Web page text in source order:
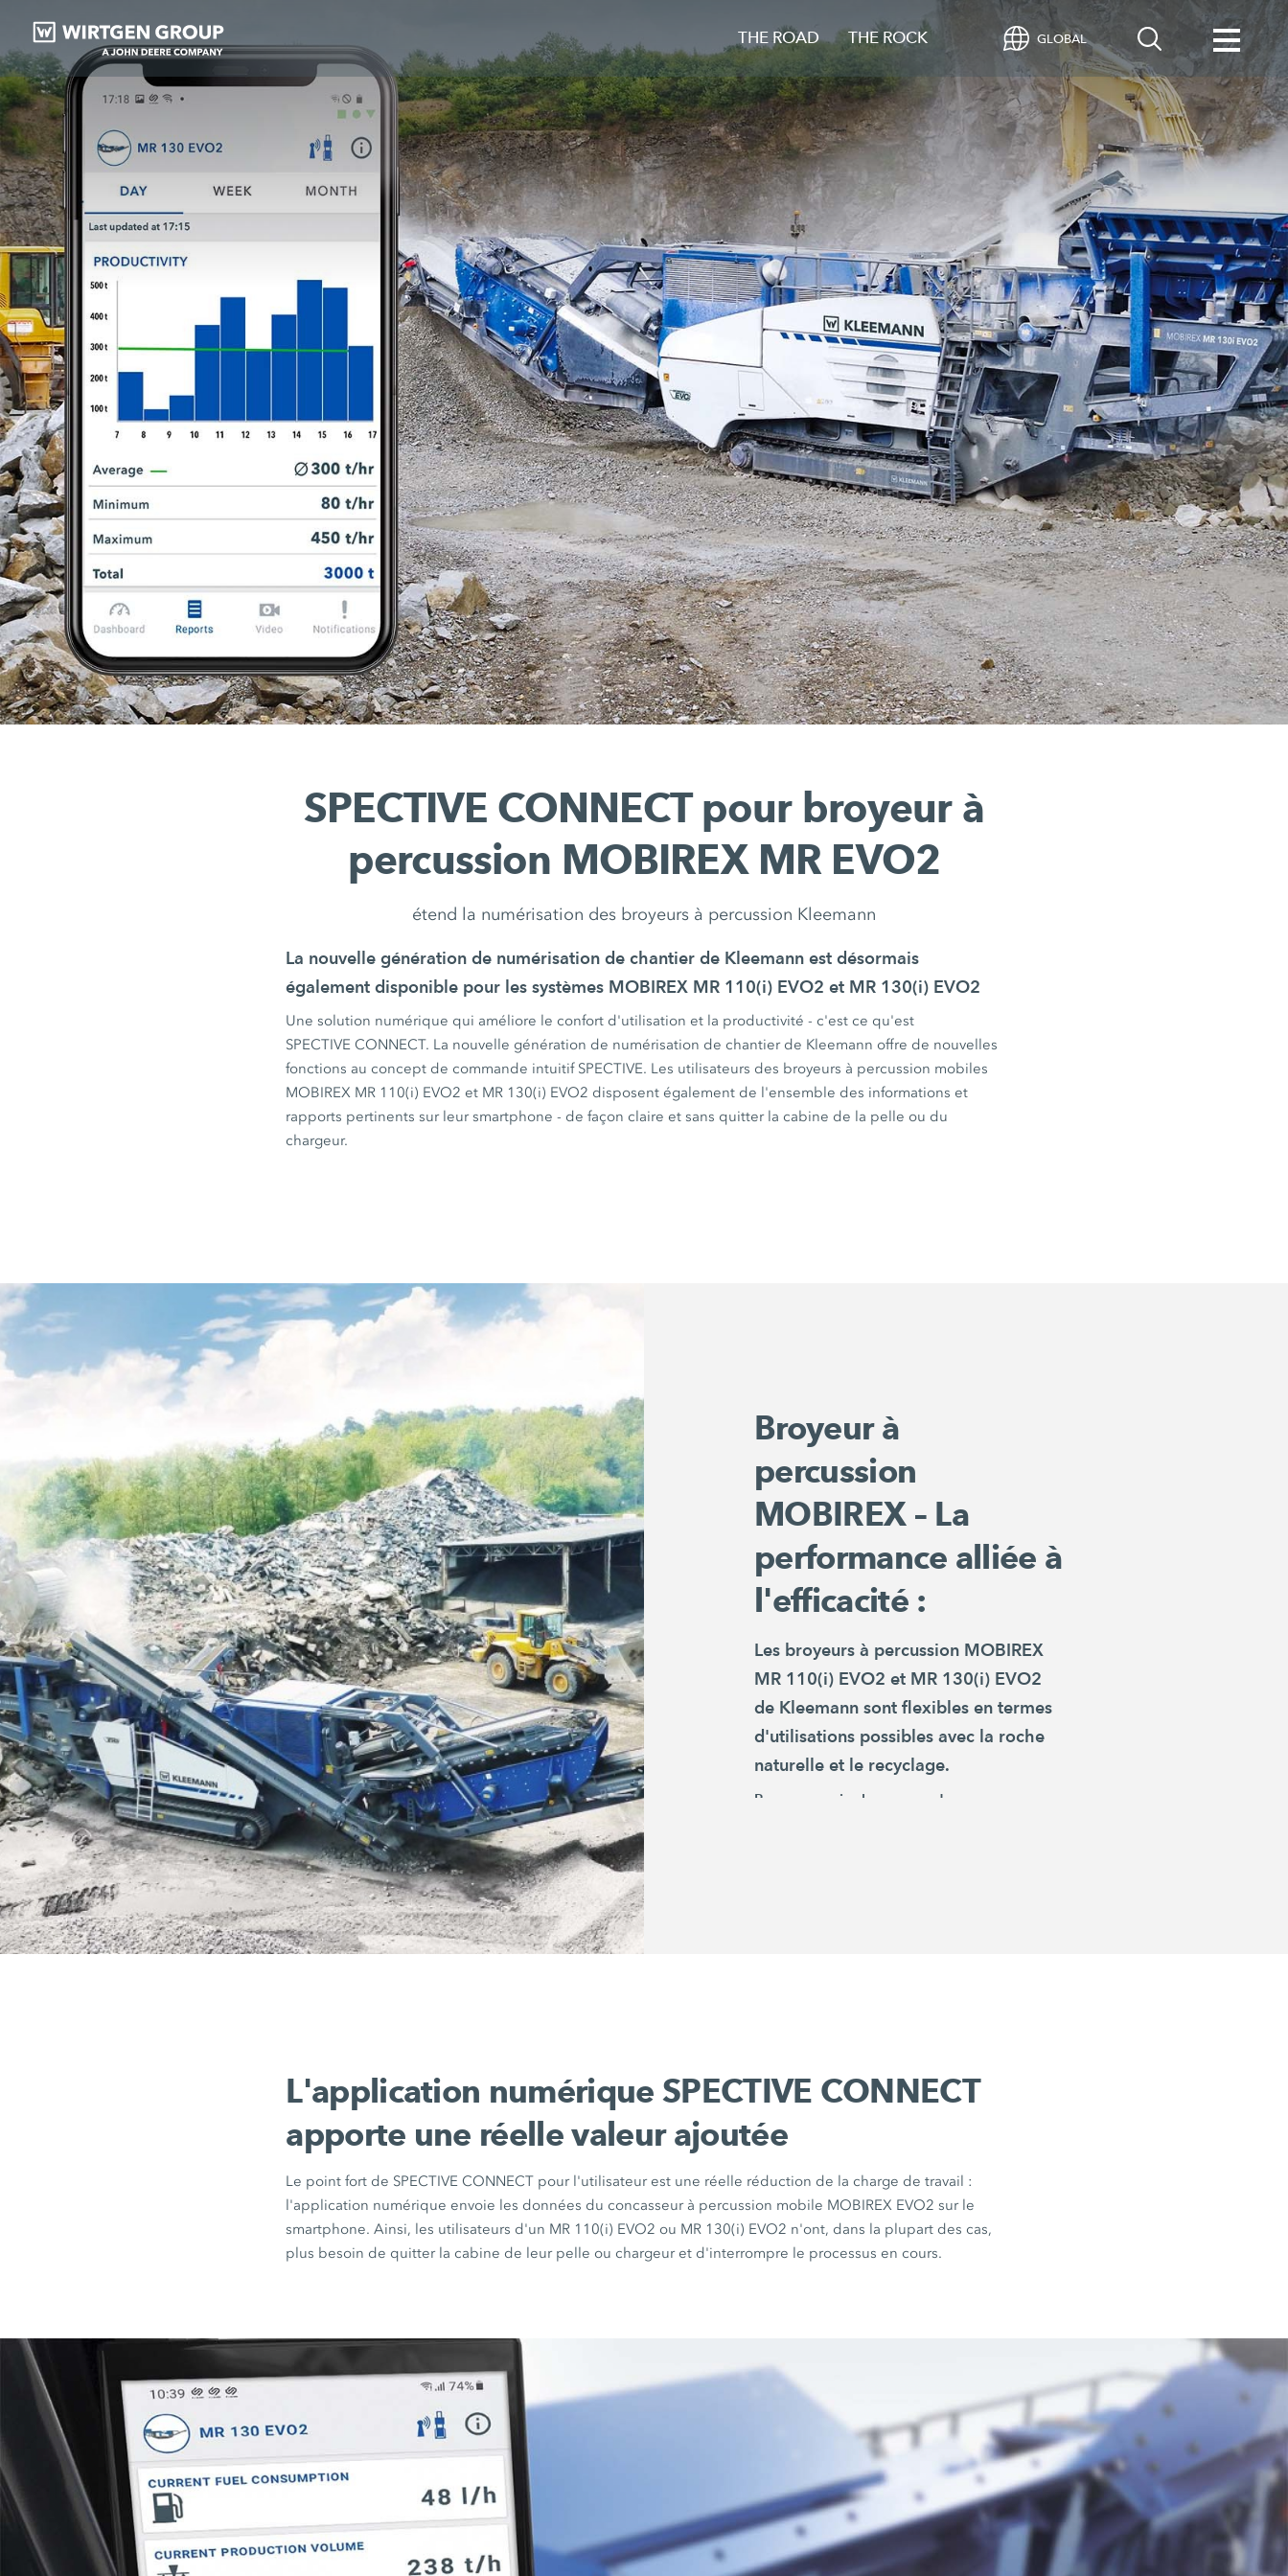
THE ROAD THE ROCK GLOBAL
SPECTIVE CONNECT pour broyeur à
percussion MOBIREX MR EVO2
étend la numérisation des broyeurs à percussion Kleemann
La nouvelle génération de numérisation de chantier de Kleemann est désormais
également disponible pour les systèmes MOBIREX MR 110(i) EVO2 et MR 130(i) EVO2
Une solution numérique qui améliore le confort d'utilisation et la productivité - c'est ce qu'est
SPECTIVE CONNECT. La nouvelle génération de numérisation de chantier de Kleemann offre de nouvelles
fonctions au concept de commande intuitif SPECTIVE. Les utilisateurs des broyeurs à percussion mobiles
MOBIREX MR 110(i) EVO2 et MR 130(i) EVO2 disposent également de l'ensemble des informations et
rapports pertinents sur leur smartphone - de façon claire et sans quitter la cabine de la pelle ou du
chargeur.
Broyeur à
percussion
MOBIREX – La
performance alliée à
l'efficacité :
Les broyeurs à percussion MOBIREX
MR 110(i) EVO2 et MR 130(i) EVO2
de Kleemann sont flexibles en termes
d'utilisations possibles avec la roche
naturelle et le recyclage.
Pour en savoir plus sur ces deux concasseurs
L'application numérique SPECTIVE CONNECT
apporte une réelle valeur ajoutée
Le point fort de SPECTIVE CONNECT pour l'utilisateur est une réelle réduction de la charge detravail :
l'application numérique envoie les données du concasseur à percussion mobile MOBIREX EVO2 sur le
smartphone. Ainsi, les utilisateurs d'un MR 110(i) EVO2 ou MR 130(i) EVO2 n'ont, dans la plupart des cas,
plus besoin de quitter la cabine de leur pelle ou chargeur et d'interrompre le processus en cours.